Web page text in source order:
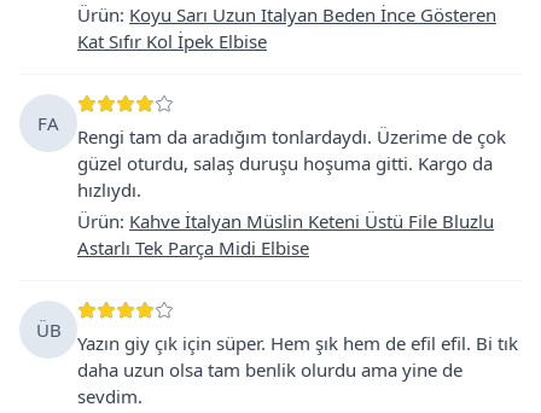
Ürün: Koyu Sarı Uzun Italyan Beden İnce Gösteren
Kat Sıfır Kol İpek Elbise
FA
Rengi tam da aradığım tonlardaydı. Üzerime de çok
güzel oturdu, salaş duruşu hoşuma gitti. Kargo da
hızlıydı.
Ürün: Kahve İtalyan Müslin Keteni Üstü File Bluzlu
Astarlı Tek Parça Midi Elbise
ÜB
Yazın giy çık için süper. Hem şık hem de efil efil. Bi tık
daha uzun olsa tam benlik olurdu ama yine de
sevdim.